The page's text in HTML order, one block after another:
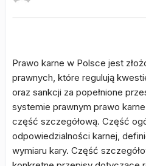
Prawo karne w Polsce jest
prawnych, które regulują
oraz sankcji za popełnione
systemie prawnym prawo
część szczegółową. Część
odpowiedzialności karnej,
wymiaru kary. Część